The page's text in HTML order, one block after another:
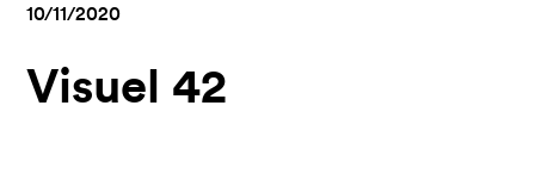
10/11/2020
Visuel 42